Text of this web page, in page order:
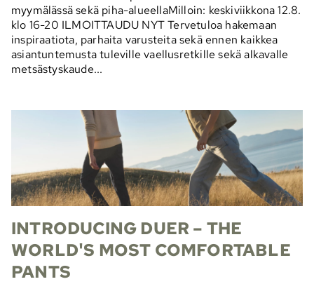
myymälässä sekä piha-alueellaMilloin: keskiviikkona 12.8.
klo 16-20 ILMOITTAUDU NYT Tervetuloa hakemaan
inspiraatiota, parhaita varusteita sekä ennen kaikkea
asiantuntemusta tuleville vaellusretkille sekä alkavalle
metsästyskaude...
INTRODUCING DUER – THE
WORLD'S MOST COMFORTABLE
PANTS